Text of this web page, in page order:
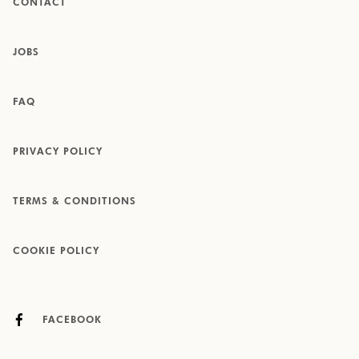
CONTACT
JOBS
FAQ
PRIVACY POLICY
TERMS & CONDITIONS
COOKIE POLICY
FACEBOOK